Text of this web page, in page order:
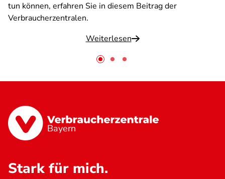
tun können, erfahren Sie in diesem Beitrag der
Verbraucherzentralen.
Weiterlesen
Bayern
Stark für mich.